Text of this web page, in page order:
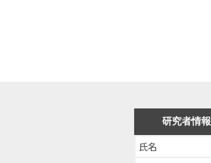
研究者情
氏名